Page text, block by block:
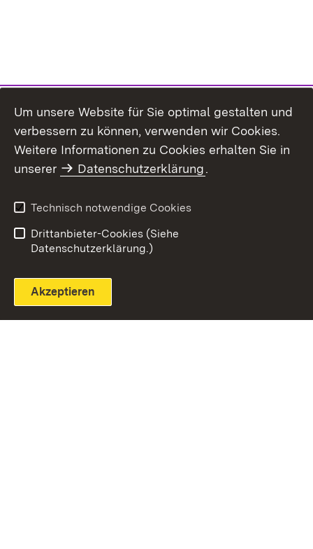
Themenübersicht
Um unsere Website für Sie optimal gestalten und
verbessern zu können, verwenden wir Cookies.
Weitere Informationen zu Cookies erhalten Sie in
unserer
Datenschutzerklärung.
Technisch notwendige Cookies
Drittanbieter-Cookies (Siehe
Datenschutzerklärung.)
Akzeptieren